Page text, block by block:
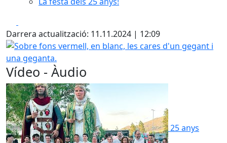
Darrera actualització: 11.11.2024 | 12:09
Sobre fons vermell, en blanc, les cares d'un gegant i una
Vídeo - Àudio
25 anys